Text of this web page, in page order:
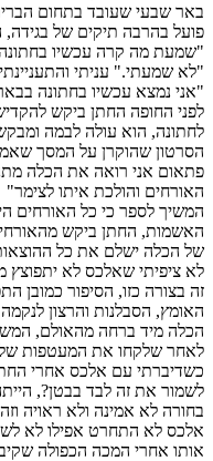
באר שבעי שעובד בתחום
פועל בהרבה תיקים של בגידה,
"שמעת מה קרה עכשיו
"לא שמעתי." עניתי
"אני נמצא עכשיו בחתונה
לפני החופה החתן ביקש
לחתונה, הוא עולה לבמה
הסרטון שהוקרן על המסך
פתאום אני רואה את הכלה
האורחים והולכת איתו לצימר"
המשיך לספר כי כל האורחים
האשמות, החתן ביקש
של הכלה ישלם את כל
לא ציפיתי שאלכס לא
זה בצורה כזו, הסיפור כמובן
האומץ, הסבלנות והרצון
הכלה מיד ברחה מהאולם,
לאחר שלקחו את המעטפות
כשדיברתי עם אלכס אחרי
לשמור את זה לבד בבטן?,
בחורה לא אמינה ולא ראויה
אלכס לא התחרט אפילו לא
אותו אחרי המכה הכפולה